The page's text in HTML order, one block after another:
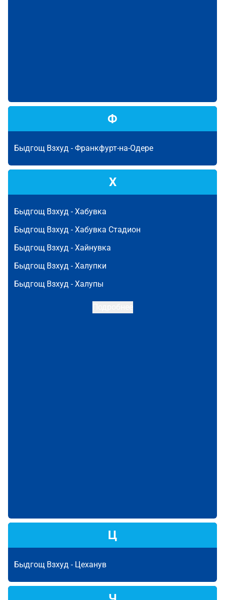
Ф
Быдгощ Взхуд -Франкфурт-на-Одере
Х
Быдгощ Взхуд -Хабувка
Быдгощ Взхуд -Хабувка Стадион
Быдгощ Взхуд -Хайнувка
Быдгощ Взхуд -Халупки
Быдгощ Взхуд -Халупы
Ц
Быдгощ Взхуд - Цеханув